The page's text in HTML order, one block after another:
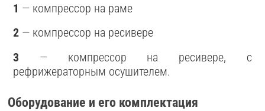
1 — компрессор на раме
2 — компрессор на ресивере
3 — компрессор на ресивере, с
рефрижераторным осушителем.
Оборудование и его комплектация